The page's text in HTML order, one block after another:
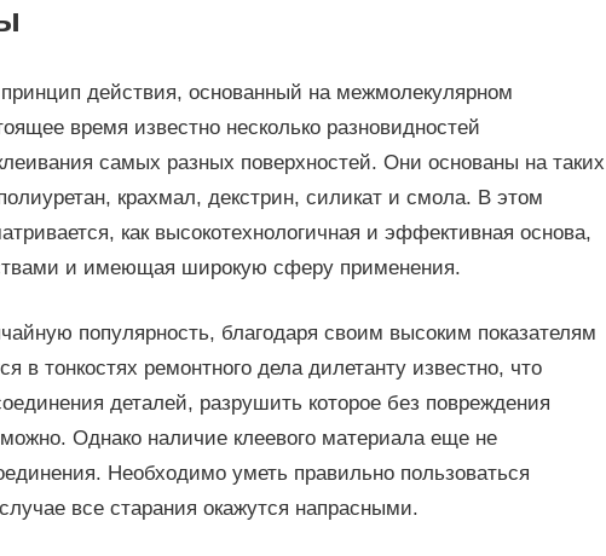
действия, основанный на межмолекулярном
время известно несколько разновидностей
самых разных поверхностей. Они основаны на таких
крахмал, декстрин, силикат и смола. В этом
как высокотехнологичная и эффективная основа,
и имеющая широкую сферу применения.
популярность, благодаря своим высоким показателям
в тонкостях ремонтного дела дилетанту известно, что
деталей, разрушить которое без повреждения
Однако наличие клеевого материала еще не
Необходимо уметь правильно пользоваться
все старания окажутся напрасными.